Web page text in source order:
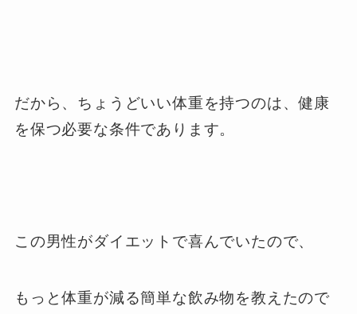
だから、ちょうどいい体重を持つのは、健康
を保つ必要な条件であります。
この男性がダイエットで喜んでいたので、
もっと体重が減る簡単な飲み物を教えたので